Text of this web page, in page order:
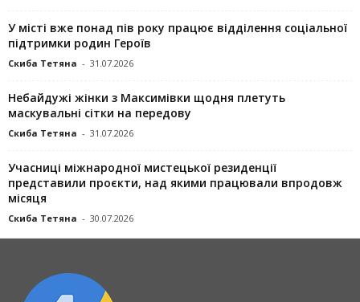
У місті вже понад пів року працює відділення соціальної
підтримки родин Героїв
Скиба Тетяна - 31.07.2026
Небайдужі жінки з Максимівки щодня плетуть
маскувальні сітки на передову
Скиба Тетяна - 31.07.2026
Учасниці міжнародної мистецької резиденції
представили проєкти, над якими працювали впродовж
місяця
Скиба Тетяна - 30.07.2026